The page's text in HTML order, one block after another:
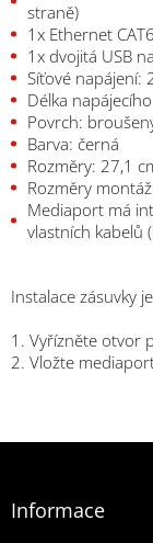
straně)
1x Ethernet
1x dvojitá USB
Síťové napájení:
Délka
Povrch:
Barva: černá
Rozměry: 27,1
Rozměry
Mediaport má
vlastních kabelů
Instalace zásuvky
1. Vyřízněte otvor
2. Vložte
Informace